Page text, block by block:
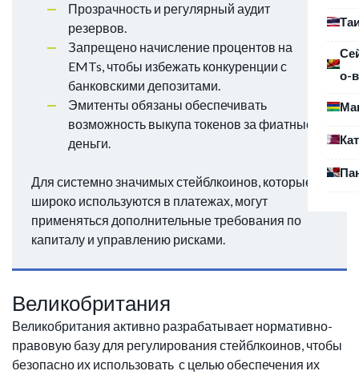
о-
Прозрачность и регулярный аудит
резервов.
Запрещено начисление процентов на
EMTs, чтобы избежать конкуренции с
банковскими депозитами.
Эмитенты обязаны обеспечивать
возможность выкупа токенов за фиатные
деньги.
Для системно значимых стейблкоинов, которые
широко используются в платежах, могут
применяться дополнительные требования по
капиталу и управлению рисками.
Великобритания
Великобритания активно разрабатывает нормативно-
правовую базу для регулирования стейблкоинов, чтобы
безопасно их использовать с целью обеспечения их